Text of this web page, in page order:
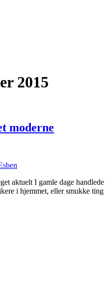
2015
moderne
aktuelt I gamle dage handlede
i hjemmet, eller smukke ting